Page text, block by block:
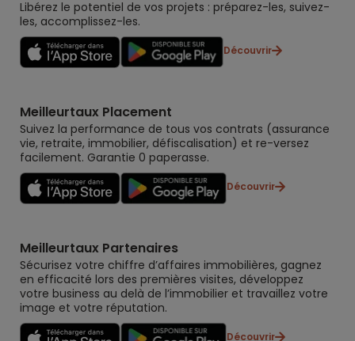
Libérez le potentiel de vos projets : préparez-les, suivez-
les, accomplissez-les.
Découvrir
Meilleurtaux Placement
Suivez la performance de tous vos contrats (assurance
vie, retraite, immobilier, défiscalisation) et re-versez
facilement. Garantie 0 paperasse.
Découvrir
Meilleurtaux Partenaires
Sécurisez votre chiffre d’affaires immobilières, gagnez
en efficacité lors des premières visites, développez
votre business au delà de l’immobilier et travaillez votre
image et votre réputation.
Découvrir